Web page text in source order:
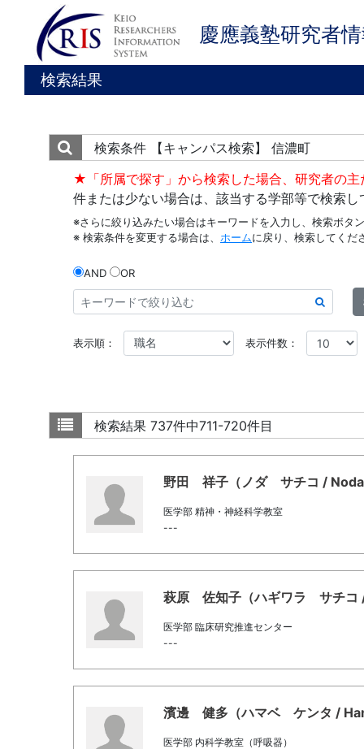
慶應義塾研究者
検索結果
検索条件
【キャンパス検索】 信濃町
★「所属で探す」から検索した場合、研究者の
件または少ない場合は、該当する学部等で検索し
※さらに絞り込みたい場合はキーワードを入力し、検索ボタ
※ 検索条件を変更する場合は、 ホームに戻り、検索してくだ
AND OR
表示順： 表示件数：
検索結果 737件中711-720件目
野田 祥子（ノダ サチコ /
医学部 精神・神経科学教室
---
萩原 佐知子（ハギワラ サチコ
医学部 臨床研究推進センター
---
濱邊 健多（ハマベ ケンタ /
医学部 内科学教室（呼吸器）